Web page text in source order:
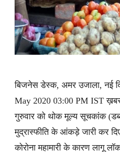
बिजनेस डेस्क, अमर उजाला, नई
May 2020 03:00 PM IST
गुरुवार को थोक मूल्य सूचकांक
मुद्रास्फीति के आंकड़े जारी कर
कोरोना महामारी के कारण लागू